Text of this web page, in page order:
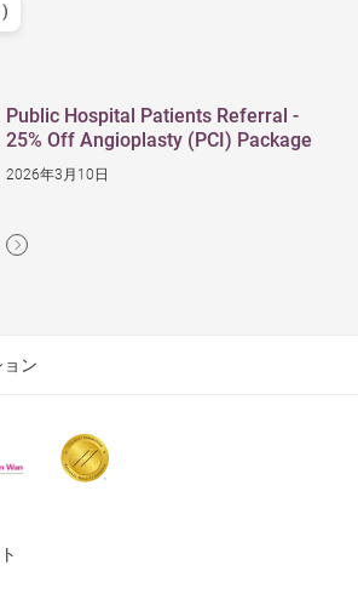
Public Hospital Patients Referral -
25% Off Angioplasty (PCI) Package
2026年3月10日
ン